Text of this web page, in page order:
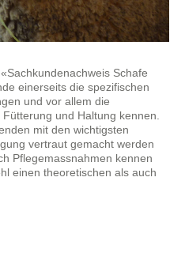
Schafe
einerseits die spezifischen
und vor allem die
und Haltung kennen.
mit den wichtigsten
vertraut gemacht werden
Pflegemassnahmen kennen
einen theoretischen als auch